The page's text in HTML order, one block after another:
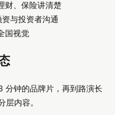
财、保险讲清楚
与投资者沟通
国视觉
分钟的品牌片，再到路演长
层内容。